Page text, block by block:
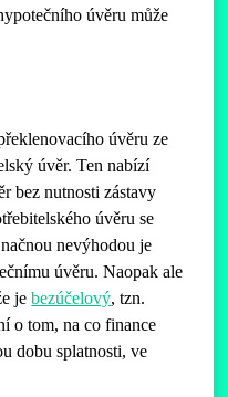
úvěru může
úvěru ze
úvěr. Ten nabízí
bez nutnosti zástavy
úvěru se
nevýhodou je
úvěru. Naopak ale
jebezúčelový, tzn.
o tom, na co finance
dobu splatnosti, ve